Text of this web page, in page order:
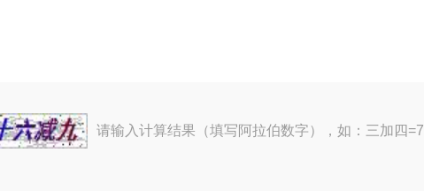
请输入计算结果（填写阿拉伯数字），如：三加四=7